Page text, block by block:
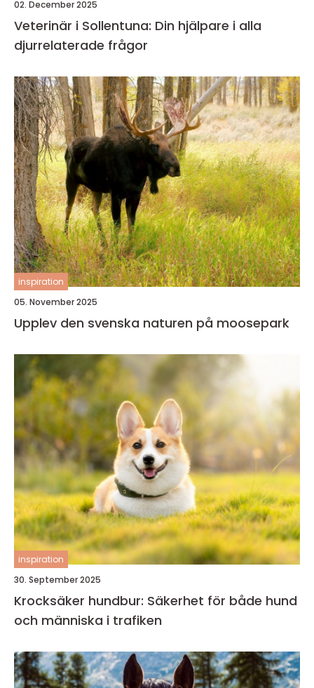
02. December 2025
Veterinär i Sollentuna: Din hjälpare i alla
djurrelaterade frågor
inspiration
05. November 2025
Upplev den svenska naturen på moosepark
inspiration
30. September 2025
Krocksäker hundbur: Säkerhet för både hund
och människa i trafiken